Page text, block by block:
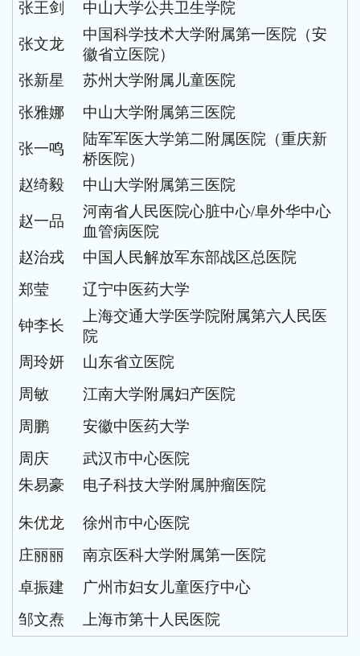
张王剑
中山大学公共卫生学院
张文龙
中国科学技术大学附属第一医院（安
徽省立医院）
张新星
苏州大学附属儿童医院
张雅娜
中山大学附属第三医院
张一鸣
陆军军医大学第二附属医院（重庆新
桥医院）
赵绮毅
中山大学附属第三医院
赵一品
河南省人民医院心脏中心/阜外华中心
血管病医院
赵治戎
中国人民解放军东部战区总医院
郑莹
辽宁中医药大学
钟李长
上海交通大学医学院附属第六人民医
院
周玲妍
山东省立医院
周敏
江南大学附属妇产医院
周鹏
安徽中医药大学
周庆
武汉市中心医院
朱易豪
电子科技大学附属肿瘤医院
朱优龙
徐州市中心医院
庄丽丽
南京医科大学附属第一医院
卓振建
广州市妇女儿童医疗中心
邹文焘
上海市第十人民医院